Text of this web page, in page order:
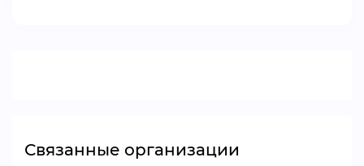
Связанные организации